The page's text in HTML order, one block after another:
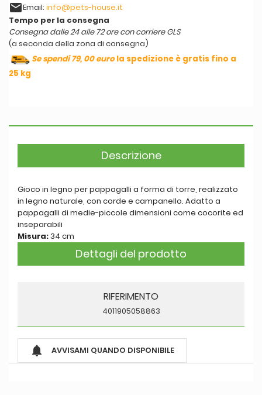
emailEmail: info@pets-house.it
Tempo per la consegna
Consegna dalle 24 alle 72 ore con corriere GLS
(a seconda della zona di consegna)
Se spendi 79, 00 eurola spedizione è gratis fino a
25 kg
Descrizione
Gioco in legno per pappagalli a forma di torre, realizzato
in legno naturale, con corde e campanello. Adatto a
pappagalli di medie-piccole dimensioni come cocorite ed
inseparabili
Misura:34 cm
Dettagli del prodotto
RIFERIMENTO
4011905058863
 AVVISAMI QUANDO DISPONIBILE